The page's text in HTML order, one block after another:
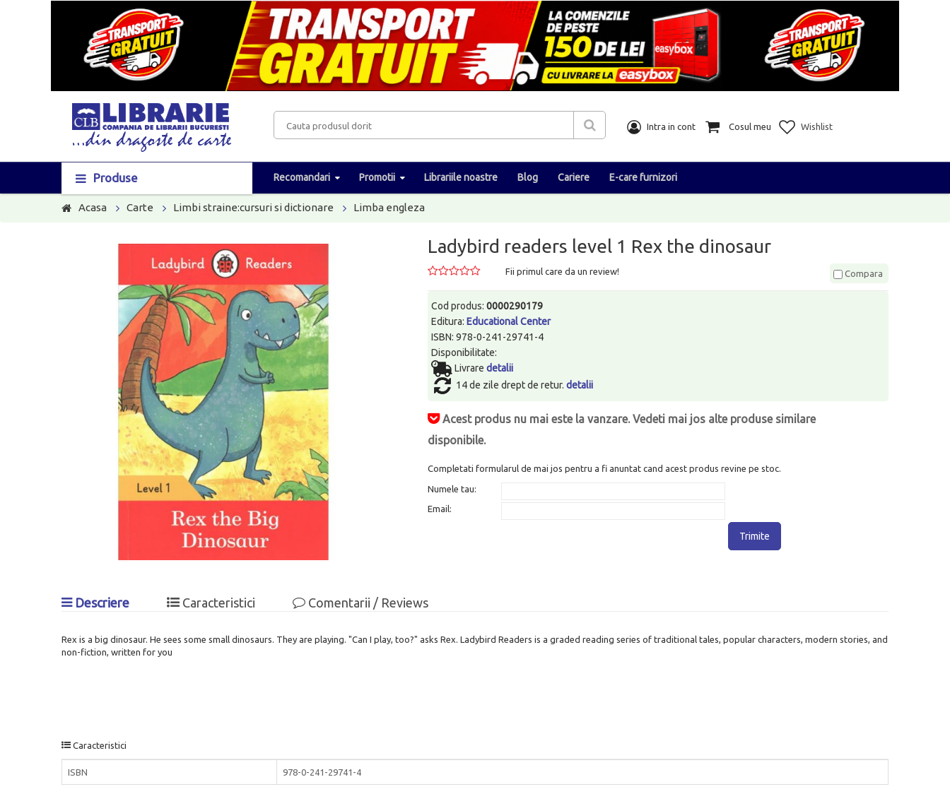
Intra in cont Cosul meu Wishlist
Produse Recomandari Promotii Librariile noastre Blog Cariere E-care furnizori
Acasa Carte Limbi straine:cursuri si dictionare Limba engleza
Ladybird readers level 1 Rex the dinosaur
Fii primul care da un review! Compara
Cod produs:0000290179
Editura: Educational Center
ISBN: 978-0-241-29741-4
Disponibilitate:
Livraredetalii
14 de zile drept de retur.detalii
Acest produs nu mai este la vanzare. Vedeti mai jos alte produse similare
disponibile.
Completati formularul de mai jos pentru a fi anuntat cand acest produs revine pe stoc.
Numele tau:
Email:
Trimite
Descriere Caracteristici Comentarii / Reviews
Rex is a big dinosaur. He sees some small dinosaurs. They are playing. "Can I play, too?" asks Rex. Ladybird Readers is a graded reading series of traditional tales, popular characters, modern stories, and
non-fiction, written for you
Caracteristici
ISBN 978-0-241-29741-4